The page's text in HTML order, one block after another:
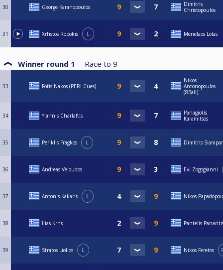
30 George Karanopoulos
Dimitris
Christopoulos
31 Xrhstos Ropokis L Menelaos Lolas
Winner round 1 Race to 9
33 Fotis Nakos (PERI Cues)
Nikos
Antonopoulos
(8Ball)
34 Yiannis Charlaftis
Panagiotis
Karamitsos
35 Periklis Fragkos L Dimitris
36 Andreas Veloudos Evi Zogogianni
37 Antonis Kakaris L Nikos
38 Ilias Krns Pantelis
39 Stratos Liolios L Nikos Feretos